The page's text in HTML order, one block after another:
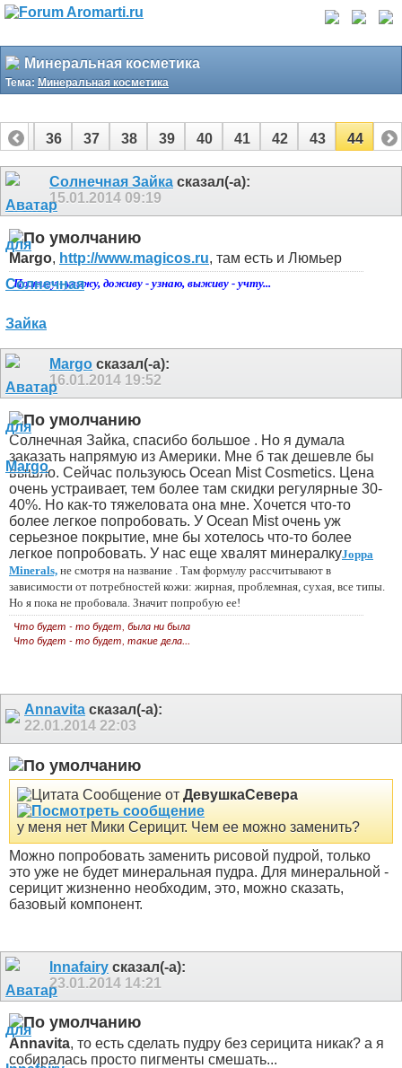
Минеральная косметика
Тема: Минеральная косметика
35 36 37 38 39 40 41 42 43 44
Солнечная Зайка сказал(-а):
15.01.2014 09:19
Margo, http://www.magicos.ru, там есть и Люмьер
Поживу - увижу, доживу - узнаю, выживу - учту...
Margo сказал(-а):
16.01.2014 19:52
Солнечная Зайка, спасибо большое . Но я думала
заказать напрямую из Америки. Мне б так дешевле бы
вышло. Сейчас пользуюсь Ocean Mist Cosmetics. Цена
очень устраивает, тем более там скидки регулярные 30-
40%. Но как-то тяжеловата она мне. Хочется что-то
более легкое попробовать. У Ocean Mist очень уж
серьезное покрытие, мне бы хотелось что-то более
легкое попробовать. У нас еще хвалят минералкуJoppa
Minerals, не смотря на название . Там формулу рассчитывают в
зависимости от потребностей кожи: жирная, проблемная, сухая, все типы.
Но я пока не пробовала. Значит попробую ее!
Что будет - то будет, была ни была
Что будет - то будет, такие дела...
Annavita сказал(-а):
22.01.2014 22:03
Сообщение от ДевушкаСевера
у меня нет Мики Серицит. Чем ее можно заменить?
Можно попробовать заменить рисовой пудрой, только
это уже не будет минеральная пудра. Для минеральной -
серицит жизненно необходим, это, можно сказать,
базовый компонент.
Innafairy сказал(-а):
23.01.2014 14:21
Annavita, то есть сделать пудру без серицита никак? а я
собиралась просто пигменты смешать...